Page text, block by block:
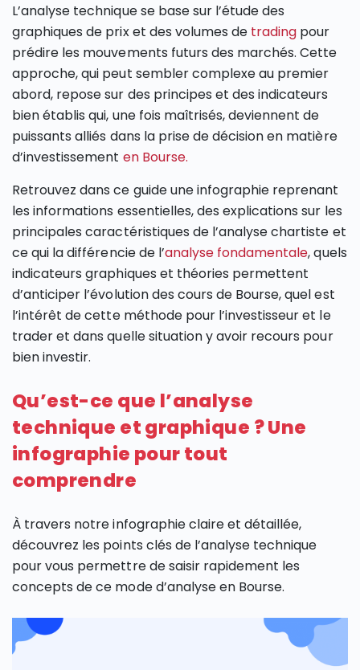
L’analyse technique se base sur l’étude des
graphiques de prix et des volumes de trading pour
prédire les mouvements futurs des marchés. Cette
approche, qui peut sembler complexe au premier
abord, repose sur des principes et des indicateurs
bien établis qui, une fois maîtrisés, deviennent de
puissants alliés dans la prise de décision en matière
d’investissement en Bourse.
Retrouvez dans ce guide une infographie reprenant
les informations essentielles, des explications sur les
principales caractéristiques de l’analyse chartiste et
ce qui la différencie de l’analyse fondamentale, quels
indicateurs graphiques et théories permettent
d’anticiper l’évolution des cours de Bourse, quel est
l’intérêt de cette méthode pour l’investisseur et le
trader et dans quelle situation y avoir recours pour
bien investir.
Qu’est-ce que l’analyse
technique et graphique ? Une
infographie pour tout
comprendre
À travers notre infographie claire et détaillée,
découvrez les points clés de l’analyse technique
pour vous permettre de saisir rapidement les
concepts de ce mode d’analyse en Bourse.